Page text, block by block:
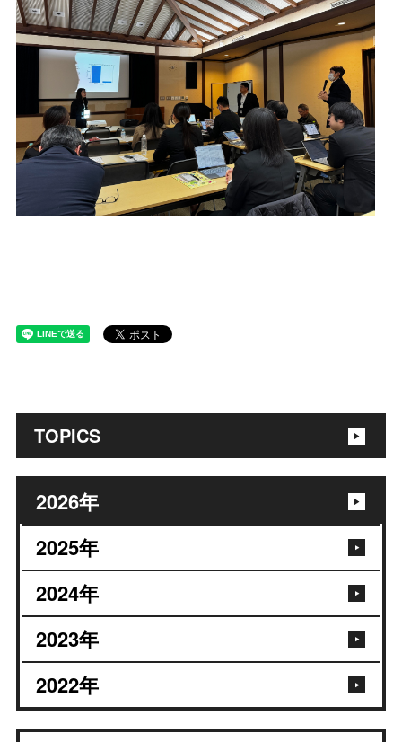
TOPICS
2026年
2025年
2024年
2023年
2022年